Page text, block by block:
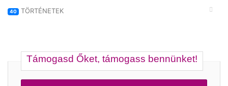
40 TÖRTÉNETEK
Támogasd Őket, támogass bennünket!